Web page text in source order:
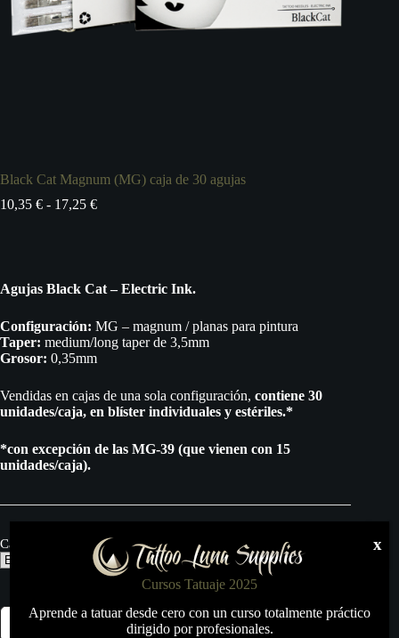
Black Cat Magnum (MG) caja de 30 agujas
10,35 € - 17,25 €Rango
hasta
Agujas Black Cat – Electric Ink.
Configuración: MG – magnum / planas para pintura
Taper: medium/long taper de 3,5mm
Grosor: 0,35mm
Vendidas en cajas de una sola configuración, contiene 30
unidades/caja, en blíster individuales y estériles.*
*con excepción de las MG-39 (que vienen con 15
unidades/caja).
Cantidad de Agujas
Black
Añadir al carrito
Cursos Tatuaje 2025
Aprende a tatuar desde cero con un curso totalmente práctico
dirigido por profesionales.
x